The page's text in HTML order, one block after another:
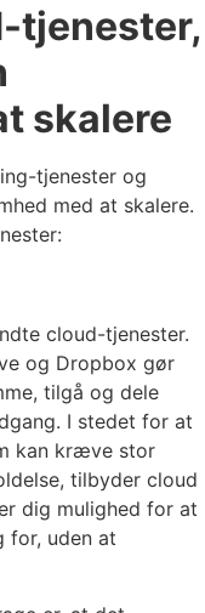
tjenester,
skalere
tjenester og
med at skalere.
cloud-tjenester.
og Dropbox gør
tilgå og dele
I stedet for at
kan kræve stor
tilbyder cloud
dig mulighed for at
for, uden at